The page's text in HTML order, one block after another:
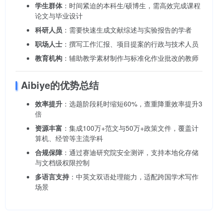
学生群体：时间紧迫的本科生/硕博生，需高效完成课程
论文与毕业设计
科研人员 ：需要快速生成文献综述与实验报告的学者
职场人士 ：撰写工作汇报、项目提案的行政与技术人员
教育机构 ：辅助教学素材制作与标准化作业批改的教师
Aibiye的优势总结
效率提升 ：选题阶段耗时缩短60%，查重降重效率提升3
倍
资源丰富 ：集成100万+范文与50万+政策文件，覆盖计
算机、经管等主流学科
合规保障 ：通过赛迪研究院安全测评，支持本地化存储
与文档级权限控制
多语言支持 ：中英文双语处理能力，适配跨国学术写作
场景